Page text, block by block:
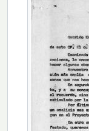
[UDS] 46
[UDS] 47 -
[UDS] 50 -
[UDS] 51 -
[UDS] 52 -